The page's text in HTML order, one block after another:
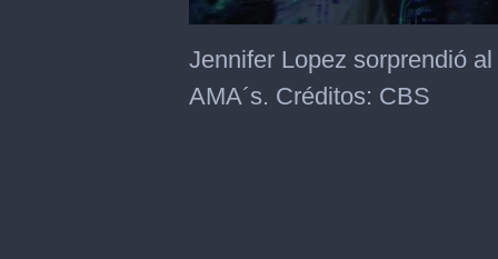
seconds
of
5
seconds
Jennifer Lopez sorprendió
AMA´s. Créditos: CBS